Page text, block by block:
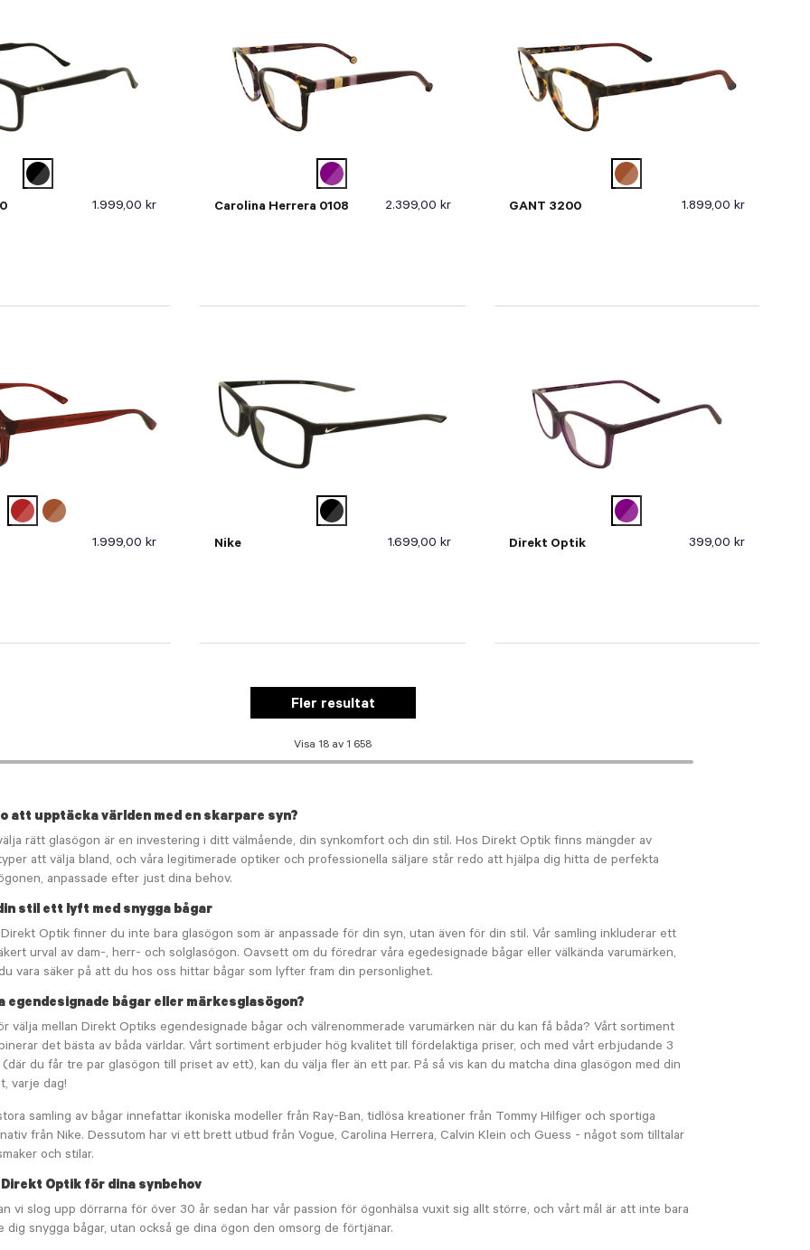
1.999,00 kr Carolina Herrera 0108 2.399,00 kr GANT 3200 1.899,00 kr
1.999,00 kr Nike 1.699,00 kr Direkt Optik 399,00 kr
Fler resultat
Visa 18 av 1 658
att upptäcka världen med en skarpare syn?
rätt glasögon är en investering i ditt välmående, din synkomfort och din stil. Hos Direkt Optik finns mängder av
att välja bland, och våra legitimerade optiker och professionella säljare står redo att hjälpa dig hitta de perfekta
anpassade efter just dina behov.
stil ett lyft med snygga bågar
Optik finner du inte bara glasögon som är anpassade för din syn, utan även för din stil. Vår samling inkluderar ett
urval av dam-, herr- och solglasögon. Oavsett om du föredrar våra egedesignade bågar eller välkända varumärken,
vara säker på att du hos oss hittar bågar som lyfter fram din personlighet.
egendesignade bågar eller märkesglasögon?
välja mellan Direkt Optiks egendesignade bågar och välrenommerade varumärken när du kan få båda? Vårt sortiment
det bästa av båda världar. Vårt sortiment erbjuder hög kvalitet till fördelaktiga priser, och med vårt erbjudande 3
(där du får tre par glasögon till priset av ett), kan du välja fler än ett par. På så vis kan du matcha dina glasögon med din
varje dag!
samling av bågar innefattar ikoniska modeller från Ray-Ban, tidlösa kreationer från Tommy Hilfiger och sportiga
från Nike. Dessutom har vi ett brett utbud från Vogue, Carolina Herrera, Calvin Klein och Guess - något som tilltalar
och stilar.
Direkt Optik för dina synbehov
vi slog upp dörrarna för över 30 år sedan har vår passion för ögonhälsa vuxit sig allt större, och vårt mål är att inte bara
dig snygga bågar, utan också ge dina ögon den omsorg de förtjänar.